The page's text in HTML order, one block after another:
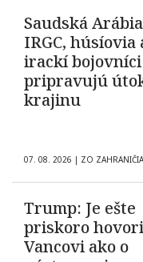
Saudská
IRGC, húsíovia
irackí bojovníci
pripravujú
krajinu
07. 08. 2026 | ZO ZAHRANIČIA
Trump: Je ešte
priskoro
Vancovi ako o